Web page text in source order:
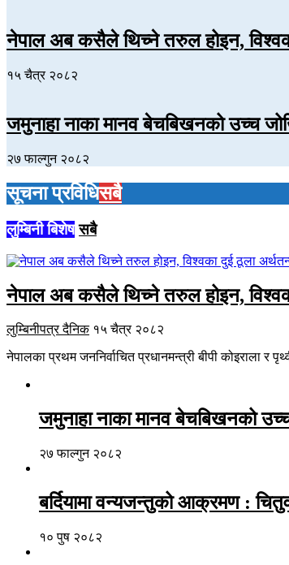
नेपाल अब कसैले थिच्ने तरुल होइन,
१५ चैत्र २०८२
जमुनाहा नाका मानव बेचबिखनको उच्च
२७ फाल्गुन २०८२
सूचना प्रविधिसबै
लुम्बिनी बिशेष सबै
नेपाल अब कसैले थिच्ने तरुल होइन,
लुम्बिनीपत्र दैनिक १५ चैत्र २०८२
नेपालका प्रथम जननिर्वाचित प्रधानमन्त्री बीपी कोइराला
जमुनाहा नाका मानव बेचबिखनको
२७ फाल्गुन २०८२
बर्दियामा वन्यजन्तुको आक्रमण :
१० पुष २०८२